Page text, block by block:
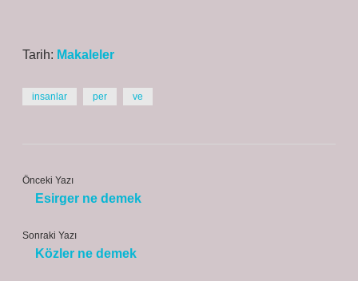
Tarih: Makaleler
insanlar per ve
Önceki Yazı
Esirger ne demek
Sonraki Yazı
Közler ne demek